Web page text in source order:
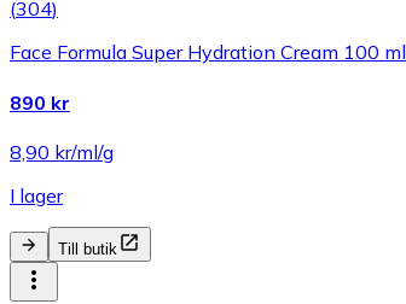
(304)
Face Formula Super Hydration Cream 100 ml
890 kr
8,90 kr/ml/g
I lager
Till butik